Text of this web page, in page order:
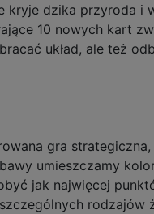
kryje dzika przyroda i
10 nowych kart
układ, ale też
gra
umieszczamy
jak najwięcej